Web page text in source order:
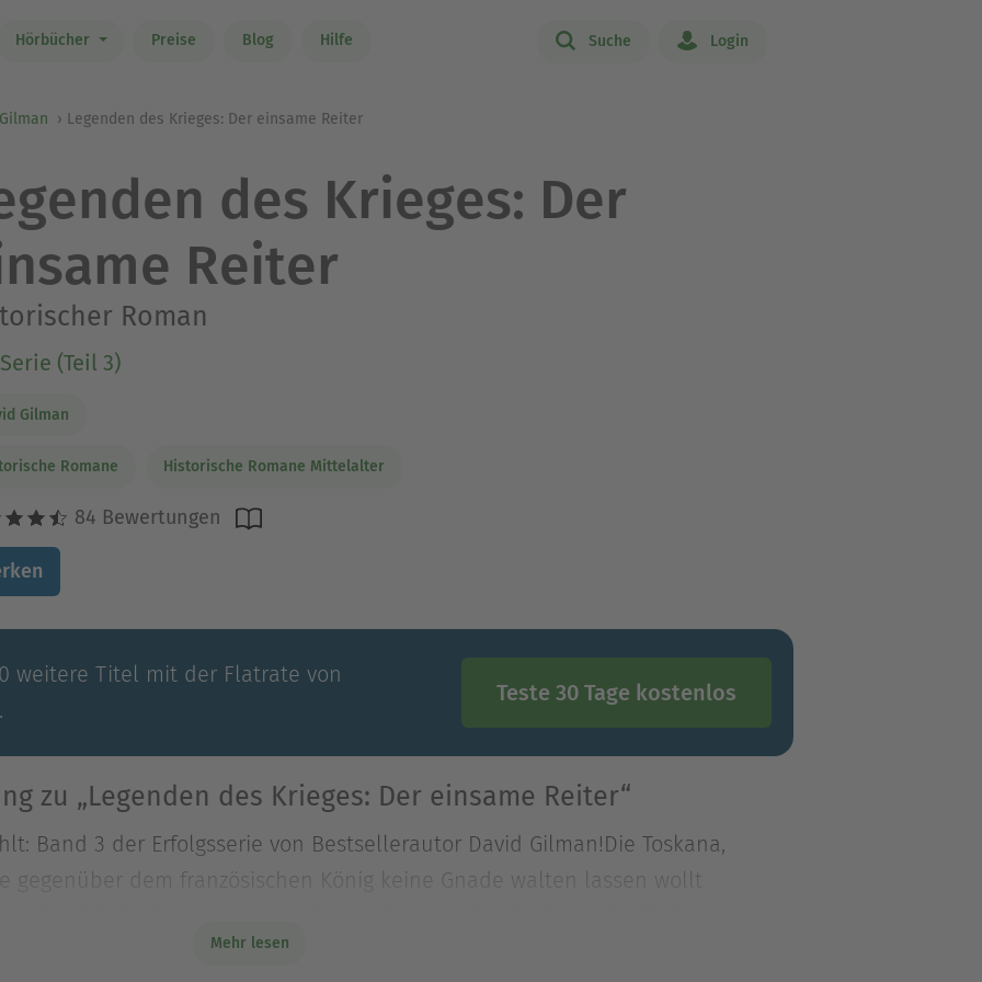
Hörbücher Preise Blog Hilfe Suche Login
Legenden des Krieges: Der einsame Reiter
des Krieges: Der
Reiter
Roman
Serie (Teil 3)
Gilman
Romane Historische Romane Mittelalter
84 Bewertungen
weitere Titel mit der Flatrate von
Teste 30 Tage kostenlos
zu „Legenden des Krieges: Der einsame Reiter“
Band 3 der Erfolgsserie von Bestsellerautor David Gilman!Die Toskana,
gegenüber dem französischen König keine Gnade walten lassen wollt
gegenüber dem französischen König keine Gnade walten lassen wollte,
Mehr lesen